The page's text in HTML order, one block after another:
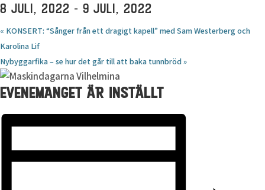
8 JULI, 2022 - 9 JULI, 2022
« KONSERT: “Sånger från ett dragigt kapell” med Sam Westerberg och
Karolina Lif
Nybyggarfika – se hur det går till att baka tunnbröd»
EVENEMANGET ÄR INSTÄLLT